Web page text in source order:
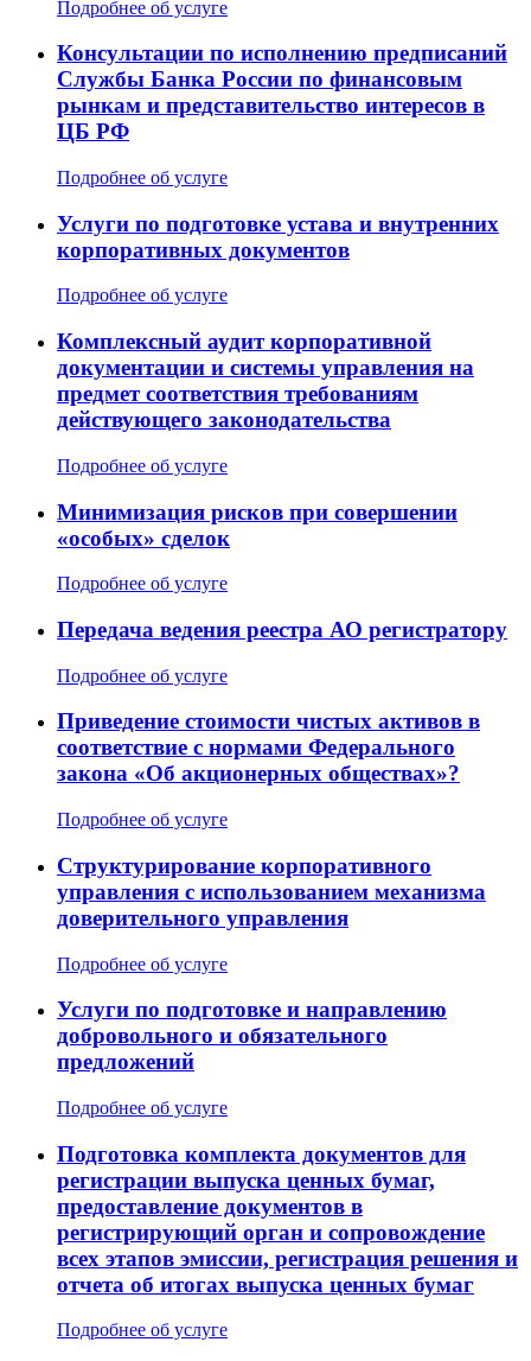
Подробнее об услуге
Консультации по исполнению предписаний
Службы Банка России по финансовым
рынкам и представительство интересов в
ЦБ РФ
Подробнее об услуге
Услуги по подготовке устава и внутренних
корпоративных документов
Подробнее об услуге
Комплексный аудит корпоративной
документации и системы управления на
предмет соответствия требованиям
действующего законодательства
Подробнее об услуге
Минимизация рисков при совершении
«особых» сделок
Подробнее об услуге
Передача ведения реестра АО регистратору
Подробнее об услуге
Приведение стоимости чистых активов в
соответствие с нормами Федерального
закона «Об акционерных обществах»?
Подробнее об услуге
Структурирование корпоративного
управления с использованием механизма
доверительного управления
Подробнее об услуге
Услуги по подготовке и направлению
добровольного и обязательного
предложений
Подробнее об услуге
Подготовка комплекта документов для
регистрации выпуска ценных бумаг,
предоставление документов в
регистрирующий орган и сопровождение
всех этапов эмиссии, регистрация решения и
отчета об итогах выпуска ценных бумаг
Подробнее об услуге